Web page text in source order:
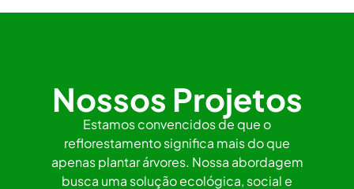
Nossos Projetos
Estamos convencidos de que o
reflorestamento significa mais do que
apenas plantar árvores. Nossa abordagem
busca uma solução ecológica, social e